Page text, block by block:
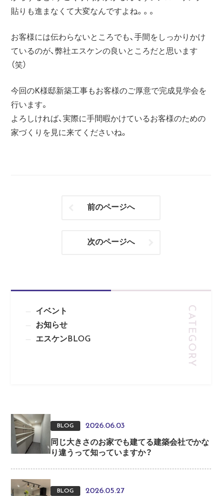
貼りも進まなくて大変なんですよね。。。
お客様には伝わらないところでも、手間をしっかりかけ
ているのが、弊社エスケンの良いところだと思います
（笑）
今回のK様邸新築工事もお客様のご厚意で完成見学会を
行います。
よろしければ、実際に手間暇かけているお客様のための
家づくりを見に来てくださいね。
前のページへ
次のページへ
イベント
お知らせ
エスケンBLOG
BLOG 2026.06.03
同じ大きさのお家でも建てる建築会社でかな
り違うって知っていますか？
BLOG 2026.05.27